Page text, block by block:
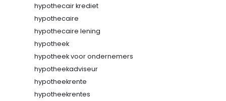
hypothecair krediet
hypothecaire
hypothecaire lening
hypotheek
hypotheek voor ondernemers
hypotheekadviseur
hypotheekrente
hypotheekrentes